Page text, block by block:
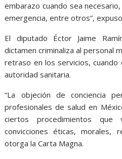
embarazo cuando sea
emergencia, entre otros”,
El diputado Éctor Jaime
dictamen criminaliza al personal
retraso en los servicios,
autoridad sanitaria.
“La objeción de conciencia
profesionales de salud en
ciertos procedimientos
convicciones éticas, morales,
otorga la Carta Magna.